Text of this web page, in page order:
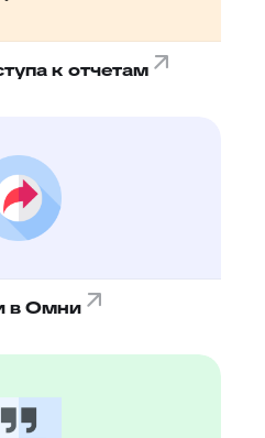
к отчетам
в Омни